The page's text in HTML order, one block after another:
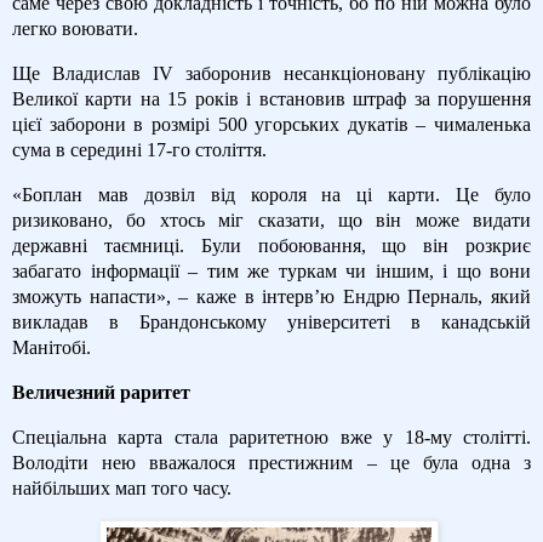
легко воювати.
Ще Владислав IV заборонив несанкціоновану публікацію
Великої карти на 15 років і встановив штраф за порушення
цієї заборони в розмірі 500 угорських дукатів – чималенька
сума в середині 17-го століття.
«Боплан мав дозвіл від короля на ці карти. Це було
ризиковано, бо хтось міг сказати, що він може видати
державні таємниці. Були побоювання, що він розкриє
забагато інформації – тим же туркам чи іншим, і що вони
зможуть напасти», – каже в інтерв’ю Ендрю Перналь, який
викладав в Брандонському університеті в канадській
Манітобі.
Величезний раритет
Спеціальна карта стала раритетною вже у 18-му столітті.
Володіти нею вважалося престижним – це була одна з
найбільших мап того часу.